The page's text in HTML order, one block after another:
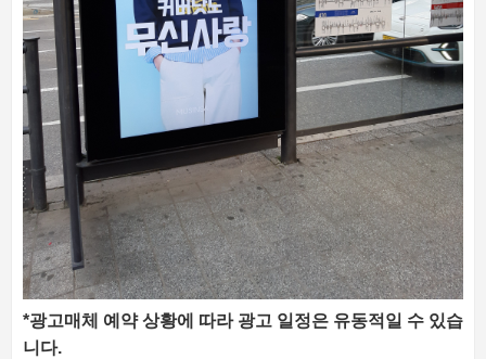
*광고매체 예약 상황에 따라 광고 일정은 유동적일 수 있습
니다.